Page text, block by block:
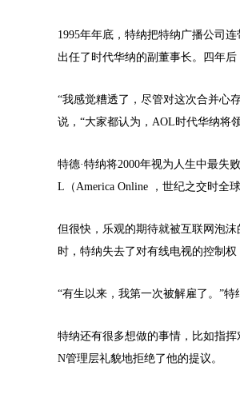
1995年年底，特纳把特纳广播公司
出任了时代华纳的副董事长。四年
“我感觉糟透了，尽管对这次合并心
说，“大家都认为，AOL时代华纳将
特德·特纳将2000年视为人生中最失
L（America Online ，世纪之交时全
但很快，乐观的期待就被互联网泡
时，特纳失去了对有线电视的控制
“有生以来，我第一次被解雇了。”特
特纳还有很多想做的事情，比如指
N管理层礼貌地拒绝了他的提议。